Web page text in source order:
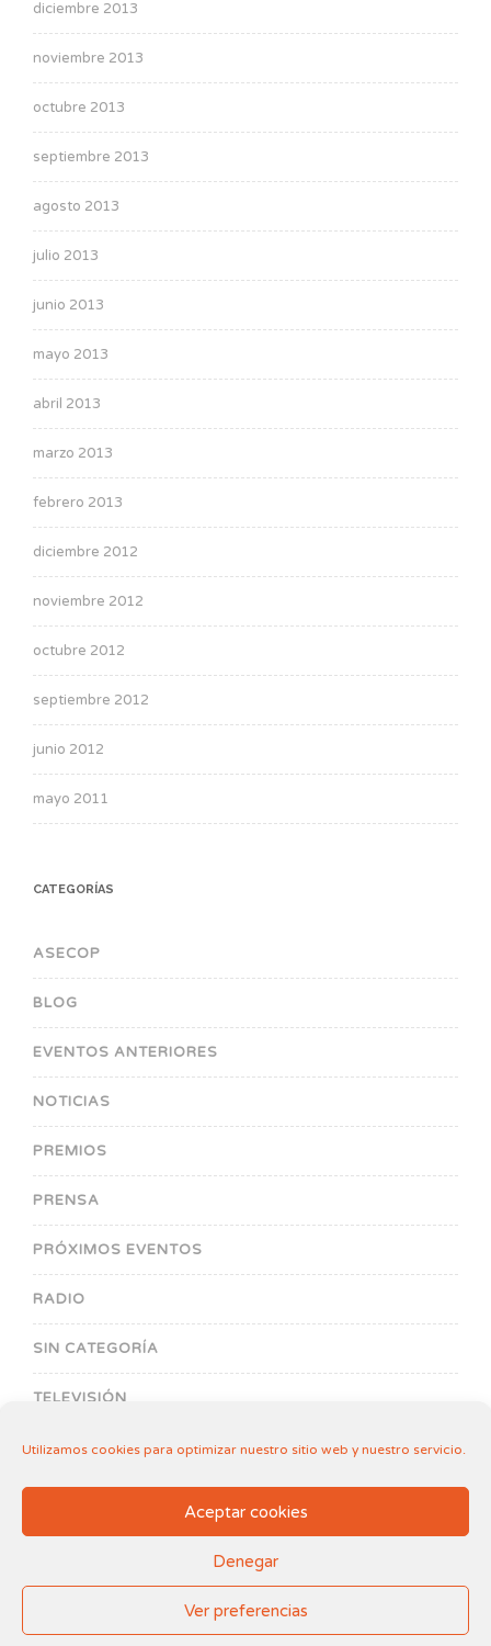
Utilizamos cookies para optimizar nuestro sitio web y nuestro servicio.
Aceptar cookies
Denegar
Ver preferencias
diciembre 2013
noviembre 2013
octubre 2013
septiembre 2013
agosto 2013
julio 2013
junio 2013
mayo 2013
abril 2013
marzo 2013
febrero 2013
diciembre 2012
noviembre 2012
octubre 2012
septiembre 2012
junio 2012
mayo 2011
CATEGORÍAS
ASECOP
BLOG
EVENTOS ANTERIORES
NOTICIAS
PREMIOS
PRENSA
PRÓXIMOS EVENTOS
RADIO
SIN CATEGORÍA
TELEVISIÓN
Aviso legal.Política de Cookies
2018-2026© Fundación Filia de Amparo al Menor